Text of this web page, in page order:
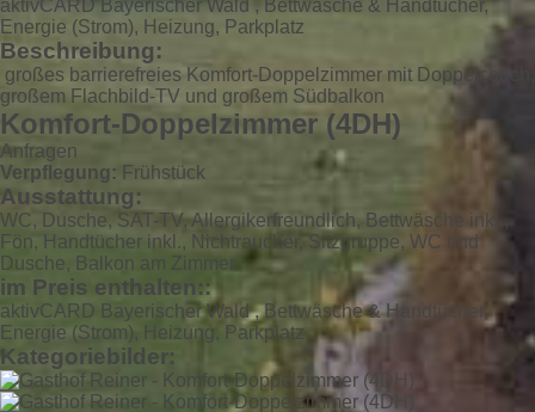
aktivCARD Bayerischer Wald , Bettwäsche & Handtücher,
Energie (Strom), Heizung, Parkplatz
Beschreibung:
großes barrierefreies Komfort-Doppelzimmer mit Doppelcouch,
großem Flachbild-TV und großem Südbalkon
Komfort-Doppelzimmer (4DH)
Anfragen
Verpflegung: Frühstück
Ausstattung:
WC, Dusche, SAT-TV, Allergikerfreundlich, Bettwäsche inkl.,
Fön, Handtücher inkl., Nichtraucher, Sitzgruppe, WC und
Dusche, Balkon am Zimmer
im Preis enthalten::
aktivCARD Bayerischer Wald , Bettwäsche & Handtücher,
Energie (Strom), Heizung, Parkplatz
Kategoriebilder: